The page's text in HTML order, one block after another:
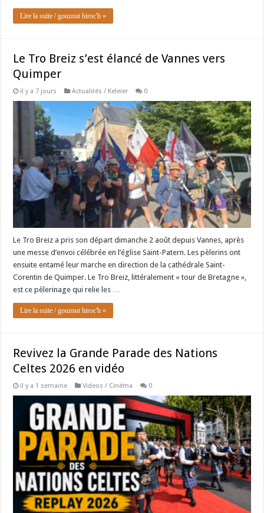
Lire la suite / gouzout hiroc'h »
Le Tro Breiz s’est élancé de Vannes vers
Quimper
il y a 7 jours Actualités / Keleier 0
Le Tro Breiz a pris son départ dimanche 2 août depuis Vannes, après
une messe d’envoi célébrée en l’église Saint-Patern. Les pèlerins ont
ensuite entamé leur marche en direction de la cathédrale Saint-
Corentin de Quimper. Le Tro Breiz, littéralement « tour de Bretagne »,
est ce pèlerinage qui relie les …
Lire la suite / gouzout hiroc'h »
Revivez la Grande Parade des Nations
Celtes 2026 en vidéo
il y a 1 semaine Videos / Cinéma 0